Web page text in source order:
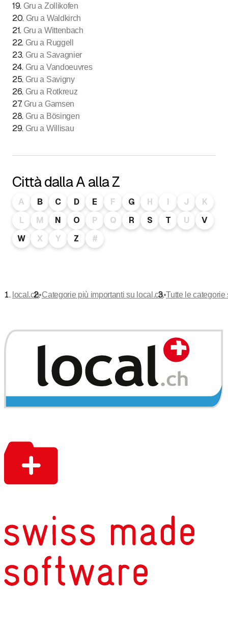
19. Gru a Zollikofen
20. Gru a Waldkirch
21. Gru a Wittenbach
22. Gru a Ruggell
23. Gru a Savagnier
24. Gru a Vandoeuvres
25. Gru a Savigny
26. Gru a Rotkreuz
27. Gru a Gamsen
28. Gru a Bösingen
29. Gru a Willisau
Città dalla A alla Z
A B C D E F G H I J
K
L
M N O P Q R S T U
V
W
X Y Z #
local.ch•Categorie più importanti su local.ch•Tutte le categorie